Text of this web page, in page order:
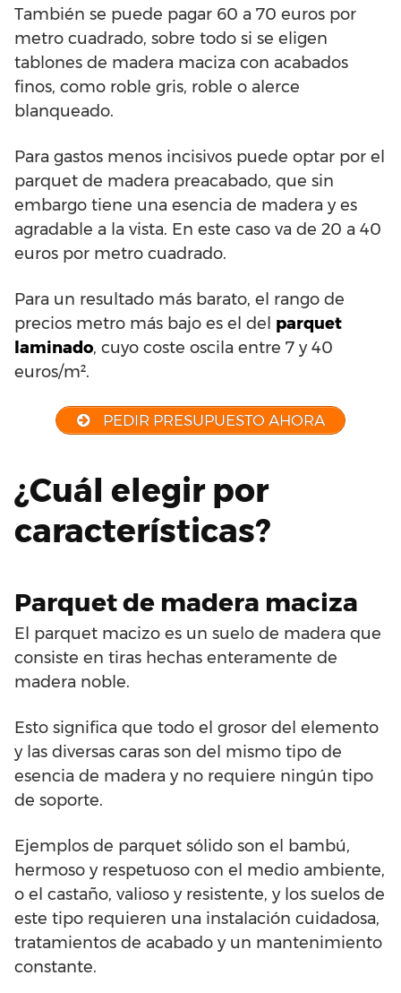
También se puede pagar 60 a 70 euros por
metro cuadrado, sobre todo si se eligen
tablones de madera maciza con acabados
finos, como roble gris, roble o alerce
blanqueado.
Para gastos menos incisivos puede optar por el
parquet de madera preacabado, que sin
embargo tiene una esencia de madera y es
agradable a la vista. En este caso va de 20 a 40
euros por metro cuadrado.
Para un resultado más barato, el rango de
precios metro más bajo es el del parquet
laminado, cuyo coste oscila entre 7 y 40
euros/m².
PEDIR PRESUPUESTO AHORA
¿Cuál elegir por
características?
Parquet de madera maciza
El parquet macizo es un suelo de madera que
consiste en tiras hechas enteramente de
madera noble.
Esto significa que todo el grosor del elemento
y las diversas caras son del mismo tipo de
esencia de madera y no requiere ningún tipo
de soporte.
Ejemplos de parquet sólido son el bambú,
hermoso y respetuoso con el medio ambiente,
o el castaño, valioso y resistente, y los suelos de
este tipo requieren una instalación cuidadosa,
tratamientos de acabado y un mantenimiento
constante.